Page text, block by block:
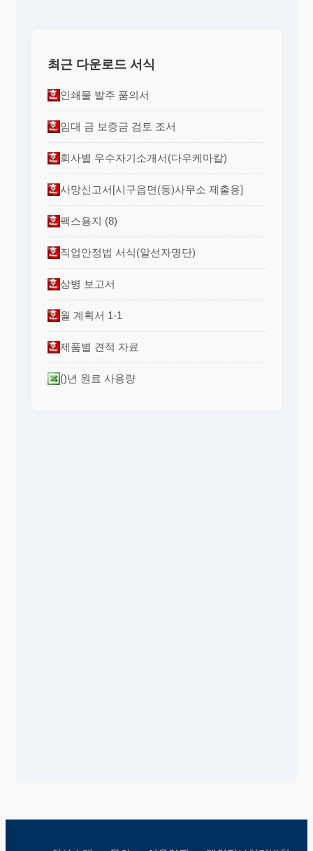
최근 다운로드 서식
인쇄물 발주 품의서
임대 금 보증금 검토 조서
회사별 우수자기소개서(다우케마칼)
사망신고서[시구읍면(동)사무소 제출용]
팩스용지 (8)
직업안정법 서식(알선자명단)
상병 보고서
월 계획서 1-1
제품별 견적 자료
()년 원료 사용량